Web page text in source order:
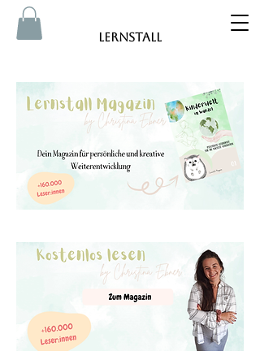
Lernstall